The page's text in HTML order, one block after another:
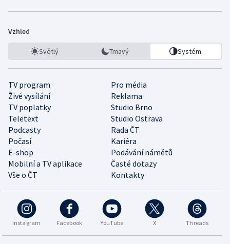
Vzhled
Světlý Tmavý Systém
TV program
Pro média
Živé vysílání
Reklama
TV poplatky
Studio Brno
Teletext
Studio Ostrava
Podcasty
Rada ČT
Počasí
Kariéra
E-shop
Podávání námětů
Mobilní a TV aplikace
Časté dotazy
Vše o ČT
Kontakty
Instagram Facebook YouTube X Threads